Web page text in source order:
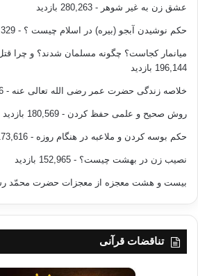
عشق زن به غیر شوهر - 280,263 بازدید
حکم نوشیدن آبجو (بیره) در اسلام چیست ؟ - 271,329 بازدید
میانمار کجاست؟ چگونه مسلمان شدند؟ و چرا
196,144 بازدید
خلاصه زندگی حضرت عمر رضی الله تعالی عنه - 185,476 بازدید
روش صحیح و علمی حفظ کردن - 180,569 بازدید
حکم بوسه کردن و ملاعبه در هنگام روزه - 173,616 بازدید
نصیب زن در بهشت چیست؟ - 152,965 بازدید
بیست و هشت معجزه از معجزات حضرت محمّد
تناقضات قرآنی